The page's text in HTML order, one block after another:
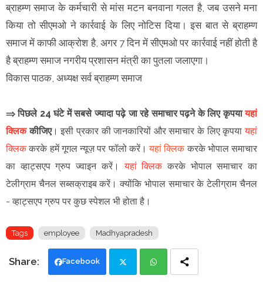
ब्राहम्ण समाज के कर्मचारी से मांस मटन बनवाना गलत है, जब उसने मना
किया तो सीएमओ ने कार्रवाई के लिए नोटिस दिया। इस बात से ब्राहम्ण
समाज में काफी आक्रोश है, अगर 7 दिन में सीएमओ पर कार्रवाई नहीं होती है
है ब्राहम्ण समाज नगरीय प्रशासन मंत्री का पुतला जलाएगा।
विकास पाठक, अध्यक्ष सर्व ब्राहम्ण समाज
⇒ पिछले 24 घंटे में सबसे ज्यादा पढ़े जा रहे समाचार पढ़ने के लिए कृपयायहां
क्लिककीजिए।इसी प्रकार की जानकारियों और समाचार के लिए कृपयायहां
क्लिककरके हमें गूगल न्यूज़ पर फॉलो करें।यहां क्लिककरके भोपाल समाचार
का व्हाट्सएप ग्रुप ज्वाइन करें। यहां क्लिककरके भोपाल समाचार का
टेलीग्राम चैनल सब्सक्राइब करें।क्योंकि भोपाल समाचार के टेलीग्राम चैनल
- व्हाट्सएप ग्रुप पर कुछ स्पेशल भी होता है।
Tags employee Madhyapradesh
Facebook